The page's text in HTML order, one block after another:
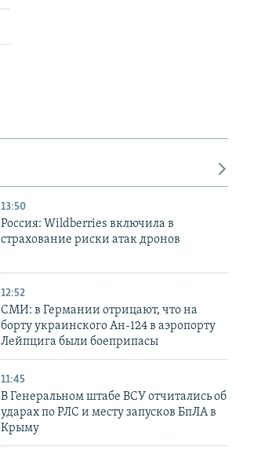
13:50
Россия: Wildberries включила в
страхование риски атак дронов
12:52
СМИ: в Германии отрицают, что на
борту украинского Ан-124 в аэропорту
Лейпцига были боеприпасы
11:45
В Генеральном штабе ВСУ отчитались об
ударах по РЛС и месту запусков БпЛА в
Крыму